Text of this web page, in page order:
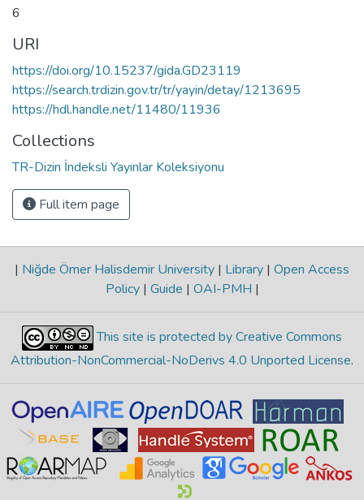
6
URI
https://doi.org/10.15237/gida.GD23119
https://search.trdizin.gov.tr/tr/yayin/detay/1213695
https://hdl.handle.net/11480/11936
Collections
TR-Dizin İndeksli Yayınlar Koleksiyonu
Full item page
| Niğde Ömer Halisdemir University | Library | Open Access
Policy | Guide | OAI-PMH |
This site is protected by Creative Commons
Attribution-NonCommercial-NoDerivs 4.0 Unported License.